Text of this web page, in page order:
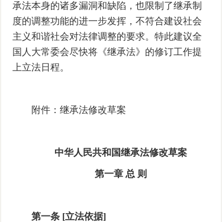
承法本身的诸多漏洞和缺陷，也限制了继承制
度的调整功能的进一步发挥，不符合建设社会
主义和谐社会对法律调整的要求。特此建议全
国人大常委会尽快将《继承法》的修订工作提
上立法日程。
附件：继承法修改草案
中华人民共和国继承法修改草案
第一章 总 则
第一条 [立法依据]